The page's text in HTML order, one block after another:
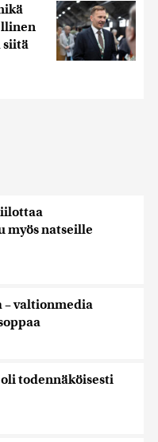
siitä
myös natseille
– valtionmedia
oli todennäköisesti